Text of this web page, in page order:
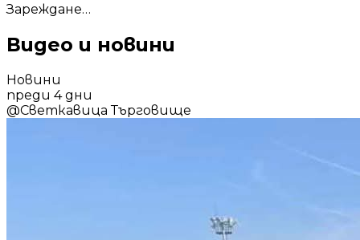
Зареждане…
Видео и новини
Новини
преди 4 дни
@Светкавица Търговище